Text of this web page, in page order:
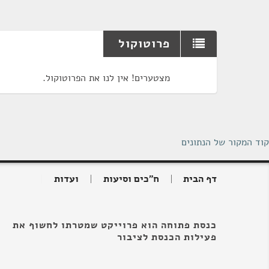
פרוטוקול
מצטערים! אין לנו את הפרוטוקול.
קוד המקור של הנתונים
דף הבית ח"כים וסיעות ועדות
כנסת פתוחה הוא פרוייקט שמטרתו לחשוף את
פעילות הכנסת לציבור